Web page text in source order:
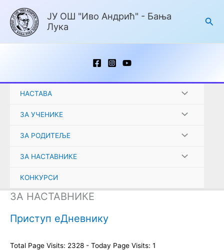
садржај
ЈУ ОШ "Иво Андрић" - Бања
Лука
НАСТАВА
ЗА УЧЕНИКЕ
ЗА РОДИТЕЉЕ
ЗА НАСТАВНИКЕ
КОНКУРСИ
ЗА НАСТАВНИКЕ
Приступ еДневнику
Total Page Visits: 2328 - Today Page Visits: 1